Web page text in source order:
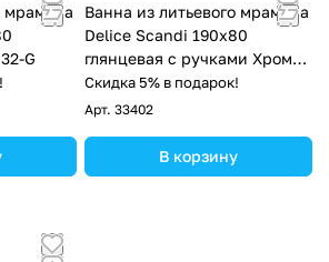
мрамора
G
Ванна из литьевого мрамора
Delice Scandi 190х80
глянцевая с ручками Хром
DLR330032R-G
Скидка 5% в подарок!
Арт. 33402
В корзину